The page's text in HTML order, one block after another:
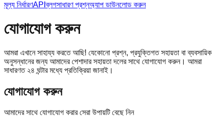
মূল্য নির্ধারণAPIব্লগসাধারণ প্রশ্নঅ্যাপ ডাউনলোড করুন
যোগাযোগ করুন
আমরা এখানে সাহায্য করতে আছি! যেকোনো প্রশ্ন, প্রযুক্তিগত সহায়তা বা ব্যবসায়িক
অনুসন্ধানের জন্য আমাদের পেশাদার সহায়তা দলের সাথে যোগাযোগ করুন। আমরা
সাধারণত ২৪ ঘন্টার মধ্যে প্রতিক্রিয়া জানাই।
যোগাযোগ করুন
আমাদের সাথে যোগাযোগ করার সেরা উপায়টি বেছে নিন